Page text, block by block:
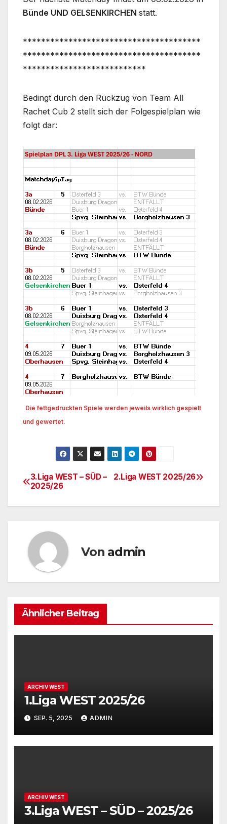
Bünde UND GELSENKIRCHEN statt.
***************************************
***************************************
***************************
Bedingt durch den Rückzug von Team All
Rachet Cub 2 stellt sich der Folgespielplan wie
folgt dar:
Die fettgedruckten Spiele werden jeweils wirklich gespielt
und gewertet.
Beitrags-
Navigation
2.Liga WEST 2025/26
3.Liga WEST – SÜD –
2025/26
Von admin
Ähnlicher Beitrag
ARCHIV WEST
1.Liga WEST 2025/26
SEP. 5, 2025 ADMIN
ARCHIV WEST
3.Liga WEST – SÜD – 2025/26